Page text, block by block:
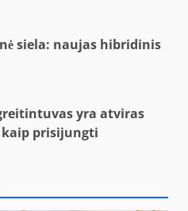
siela: naujas hibridinis
yra atviras
kaip prisijungti